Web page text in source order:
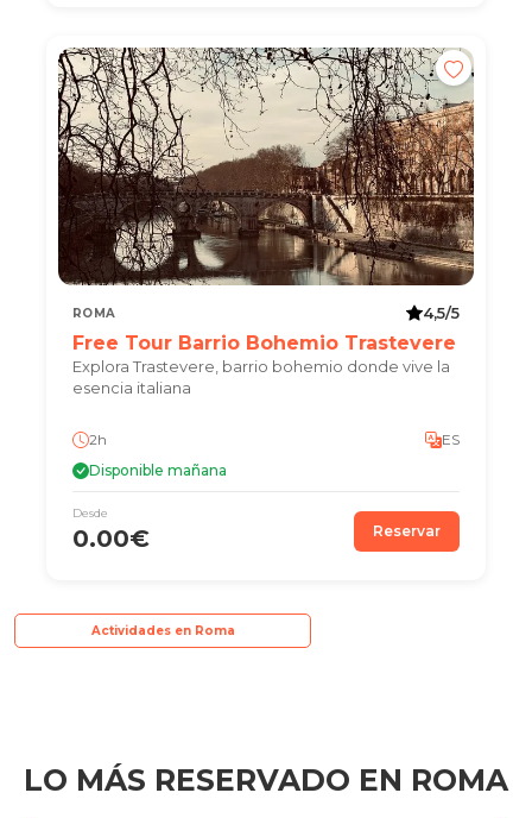
ROMA 4,5/5
Free Tour Barrio Bohemio Trastevere
Explora Trastevere, barrio bohemio donde vive la
esencia italiana
2h
ES
Disponible mañana
Desde
0.00€ Reservar
Actividades en Roma
LO MÁS RESERVADO EN ROMA